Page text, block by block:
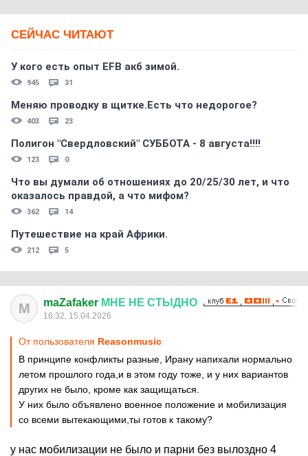
СЕЙЧАС ЧИТАЮТ
У кого есть опыт EFB акб зимой.
945 31
Меняю проводку в щитке.Есть что недорогое?
403 23
Полигон "Свердловский" СУББОТА - 8 августа!!!!
123 0
Что вы думали об отношениях до 20/25/30 лет, и что
оказалось правдой, а что мифом?
362 14
Путешествие на край Африки.
212 5
M maZafaker МНЕ НЕ СТЫДНО
16:32, 15.04.2026
От пользователя Reasonmusic
В принципе конфликты разные, Ирану напихали нормально
летом прошлого года,и в этом году тоже, и у них вариантов
других не было, кроме как защищаться.
У них было объявлено военное положение и мобилизация
со всеми вытекающими,ты готов к такому?
у нас мобилизации не было и парни без вылоздно 4